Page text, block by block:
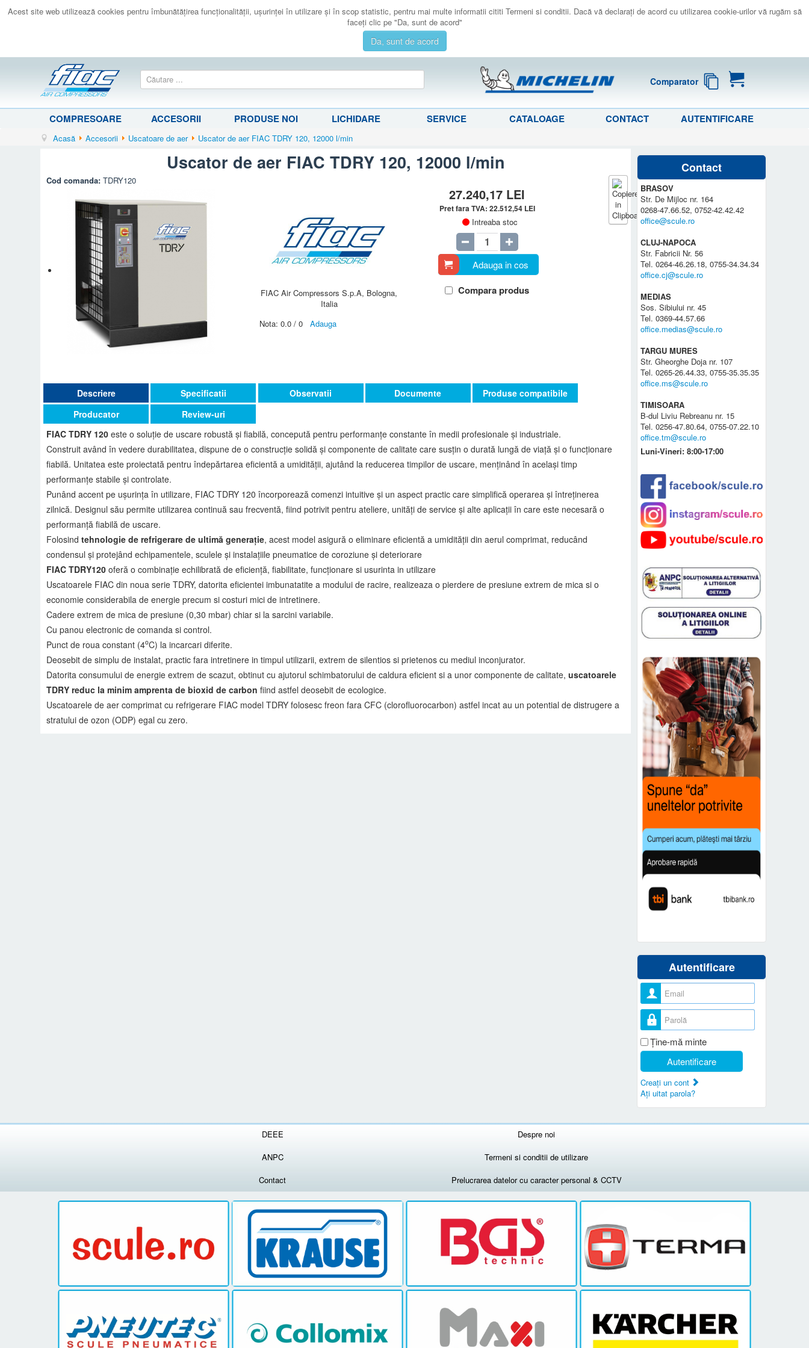
Acest site web utilizează cookies pentru îmbunătăţirea funcţionalităţii, uşurinţei în utilizare şi în scop statistic, pentru mai multe informatii cititi Termeni si conditii. Dacă vă declaraţi de acord cu utilizarea cookie-urilor vă rugăm să
faceţi clic pe "Da, sunt de acord"
Da, sunt de acord
Comparator
COMPRESOARE ACCESORII PRODUSE NOI LICHIDARE SERVICE CATALOAGE CONTACT AUTENTIFICARE
Acasă Accesorii Uscatoare de aer Uscator de aer FIAC TDRY 120, 12000 l/min
Uscator de aer FIAC TDRY 120, 12000 l/min
Cod comanda:TDRY120
FIAC Air Compressors S.p.A, Bologna,
Italia
Nota: 0.0 / 0 Adauga
27.240,17 LEI
Pret fara TVA: 22.512,54 LEI
Intreaba stoc
Adauga in cos
Compara produs
Descriere
FIAC TDRY 120 este o soluție de uscare robustă și fiabilă, concepută pentru performanțe constante în medii profesionale și industriale.
Construit având în vedere durabilitatea, dispune de o construcție solidă și componente de calitate care susțin o durată lungă de viață și o funcționare
fiabilă. Unitatea este proiectată pentru îndepărtarea eficientă a umidității, ajutând la reducerea timpilor de uscare, menținând în același timp
performanțe stabile și controlate.
Punând accent pe ușurința în utilizare, FIAC TDRY 120 încorporează comenzi intuitive și un aspect practic care simplifică operarea și întreținerea
zilnică. Designul său permite utilizarea continuă sau frecventă, fiind potrivit pentru ateliere, unități de service și alte aplicații în care este necesară o
performanță fiabilă de uscare.
Folosindtehnologie de refrigerare de ultimă generație, acest model asigură o eliminare eficientă a umidității din aerul comprimat, reducând
condensul și protejând echipamentele, sculele și instalațiile pneumatice de coroziune și deteriorare
FIAC TDRY120 oferă o combinație echilibrată de eficiență, fiabilitate, funcționare si usurinta in utilizare
Uscatoarele FIAC din noua serie TDRY, datorita eficientei imbunatatite a modului de racire, realizeaza o pierdere de presiune extrem de mica si o
economie considerabila de energie precum si costuri mici de intretinere.
Cadere extrem de mica de presiune (0,30 mbar) chiar si la sarcini variabile.
Cu panou electronic de comanda si control.
Punct de roua constant (4oC) la incarcari diferite.
Deosebit de simplu de instalat, practic fara intretinere in timpul utilizarii, extrem de silentios si prietenos cu mediul inconjurator.
Datorita consumului de energie extrem de scazut, obtinut cu ajutorul schimbatorului de caldura eficient si a unor componente de calitate,uscatoarele
TDRY reduc la minim amprenta de bioxid de carbon fiind astfel deosebit de ecologice.
Uscatoarele de aer comprimat cu refrigerare FIAC model TDRY folosesc freon fara CFC (clorofluorocarbon) astfel incat au un potential de distrugere a
stratului de ozon (ODP) egal cu zero.
Specificatii Observatii Documente
Produse compatibile
Producator
Review-uri
Contact
BRASOV
Str. De Mijloc nr. 164
0268-47.66.52, 0752-42.42.42
office@scule.ro
CLUJ-NAPOCA
Str. Fabricii Nr. 56
Tel. 0264-46.26.18, 0755-34.34.34
office.cj@scule.ro
MEDIAS
Sos. Sibiului nr. 45
Tel. 0369-44.57.66
office.medias@scule.ro
TARGU MURES
Str. Gheorghe Doja nr. 107
Tel. 0265-26.44.33, 0755-35.35.35
office.ms@scule.ro
TIMISOARA
B-dul Liviu Rebreanu nr. 15
Tel. 0256-47.80.64, 0755-07.22.10
office.tm@scule.ro
Luni-Vineri: 8:00-17:00
Autentificare
Nume utilizator
Parolă
Ţine-mă minte
Autentificare
Creaţi un cont
Aţi uitat parola?
DEEE
Despre noi
ANPC
Termeni si conditii de utilizare
Contact
Prelucrarea datelor cu caracter personal & CCTV